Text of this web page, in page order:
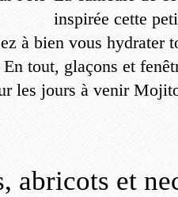
inspirée cette
à bien vous hydrater
tout, glaçons et
les jours à venir
abricots et